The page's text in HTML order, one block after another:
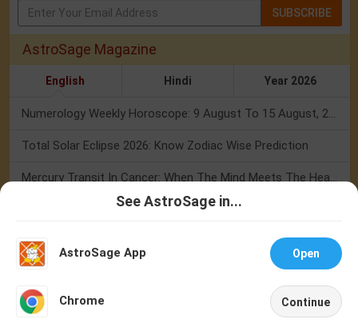
SUBSCRIBE
AstroSage Magazine
English Hindi Year 2026
Numerology Weekly Horoscope: 9 August To 15 August, 2026
Total Solar Eclipse 2026: Know Zodiac Wise Prediction
Mercury Transit In Cancer: When The Mind Meets The Heart!
Shravan Somvar Vrat 2026: Dates, Significance & Rituals In August
Weekly Horoscope 3 To 9 August, 2026: List Of Fasts & Festivals
Numerology Weekly Horoscope: 2 August To 8 August, 2026
See AstroSage in...
AstroSage App Open
Chrome Continue
Astrologer
Home Account